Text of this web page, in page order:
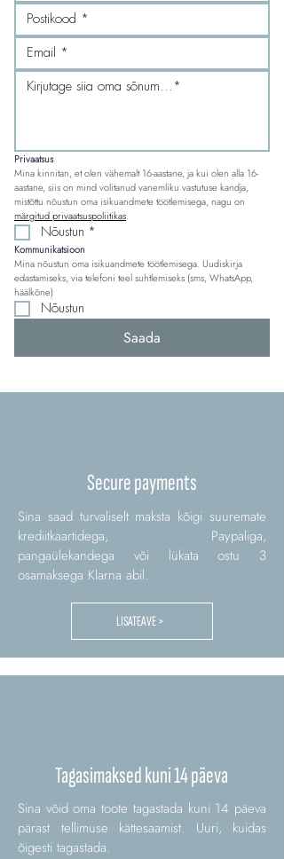
Privaatsus
Mina kinnitan, et olen vähemalt 16-aastane, ja kui olen alla 16-
aastane, siis on mind volitanud vanemliku vastutuse kandja,
märgitud privaatsuspoliitikas.
Nõustun *
Kommunikatsioon
Mina nõustun oma isikuandmete töötlemisega. Uudiskirja
edastamiseks, via telefoni teel suhtlemiseks (sms, WhatsApp,
häälkõne)
Nõustun
Saada
Secure payments
Sina saad turvaliselt maksta kõigi suuremate
krediitkaartidega, Paypaliga,
pangaülekandega või lükata ostu 3
osamaksega Klarna abil.
LISATEAVE >
Tagasimaksed kuni 14 päeva
Sina võid oma toote tagastada kuni 14 päeva
pärast tellimuse kättesaamist. Uuri, kuidas
õigesti tagastada.